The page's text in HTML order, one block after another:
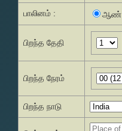
பாலினம் : ஆண்
பிறந்த தேதி
பிறந்த நேரம்
பிறந்த நாடு